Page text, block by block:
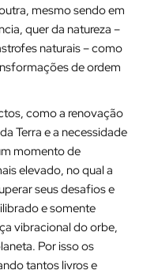
mesmo sendo em
quer da natureza –
naturais – como
de ordem
como a renovação
Terra e a necessidade
momento de
elevado, no qual a
seus desafios e
e somente
vibracional do orbe,
Por isso os
tantos livros e